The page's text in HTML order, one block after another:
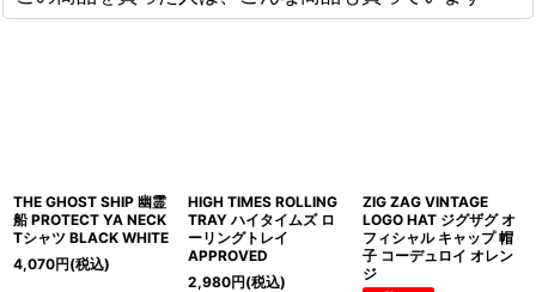
THE GHOST SHIP 幽霊
船 PROTECT YA NECK
Tシャツ BLACK WHITE
4,070円(税込)
HIGH TIMES ROLLING
TRAY ハイタイムズ ロ
ーリングトレイ
APPROVED
2,980円(税込)
ZIG ZAG VINTAGE
LOGO HAT ジグザグ オ
フィシャル キャップ 帽
子 コーデュロイ オレン
ジ